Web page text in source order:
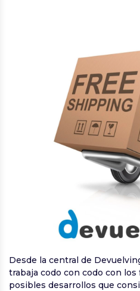
Desde la central de
trabaja codo con codo con los
posibles desarrollos que